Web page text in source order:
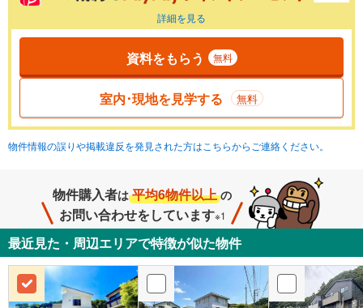
詳細を見る
資料をもらう 無料
室内･現地を見学する 無料
物件情報の誤りや掲載違反を発見された方はこちらからご連絡ください。
物件購入者は 平均6物件以上 の
お問い合わせをしています※1
最近見た・周辺エリアで特徴が似た物件